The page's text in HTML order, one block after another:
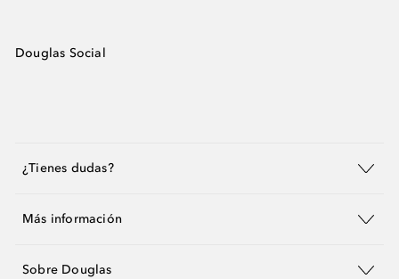
Douglas Social
¿Tienes dudas?
Más información
Sobre Douglas